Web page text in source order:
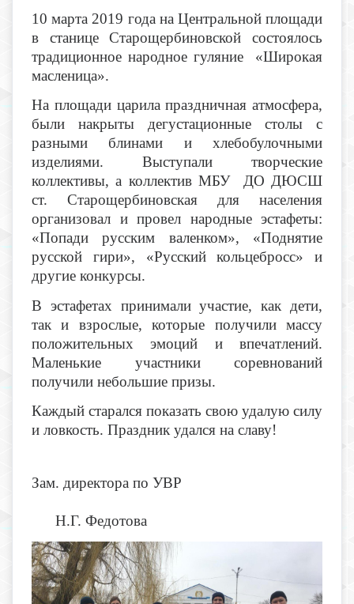
10 марта 2019 года на Центральной площади
в станице Старощербиновской состоялось
традиционное народное гуляние «Широкая
масленица».
На площади царила праздничная атмосфера,
были накрыты дегустационные столы с
разными блинами и хлебобулочными
изделиями. Выступали творческие
коллективы, а коллектив МБУ ДО ДЮСШ
ст. Старощербиновская для населения
организовал и провел народные эстафеты:
«Попади русским валенком», «Поднятие
русской гири», «Русский кольцебросс» и
другие конкурсы.
В эстафетах принимали участие, как дети,
так и взрослые, которые получили массу
положительных эмоций и впечатлений.
Маленькие участники соревнований
получили небольшие призы.
Каждый старался показать свою удалую силу
и ловкость. Праздник удался на славу!
Зам. директора по УВР
Н.Г. Федотова